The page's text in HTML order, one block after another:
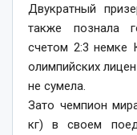
Двукратный
также познала
счетом 2:3 немке
олимпийских
не сумела.
Зато чемпион
кг) в своем